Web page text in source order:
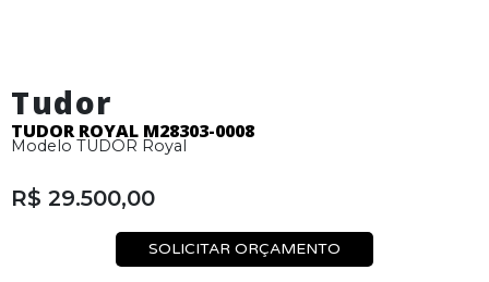
Tudor
TUDOR ROYAL M28303-0008
Modelo TUDOR Royal
R$ 29.500,00
SOLICITAR ORÇAMENTO